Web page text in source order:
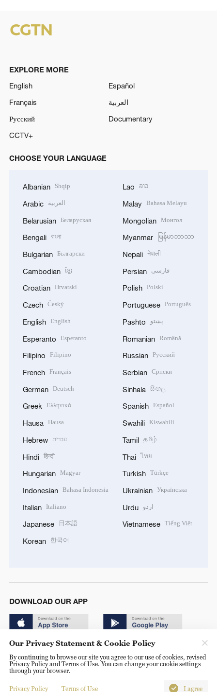
EXPLORE MORE
English
Español
Français
العربية
Русский
Documentary
CCTV+
CHOOSE YOUR LANGUAGE
Albanian Shqip
Arabic العربية
Belarusian Беларуская
Bengali বাংলা
Bulgarian Български
Cambodian ខ្មែរ
Croatian Hrvatski
Czech Český
English English
Esperanto Esperanto
Filipino Filipino
French Français
German Deutsch
Greek Ελληνικά
Hausa Hausa
Hebrew עברית
Hindi हिन्दी
Hungarian Magyar
Indonesian Bahasa Indonesia
Italian Italiano
Japanese 日本語
Korean 한국어
Lao ລາວ
Malay Bahasa Melayu
Mongolian Монгол
Myanmar မြန်မာဘာသာ
Nepali नेपाली
Persian فارسی
Polish Polski
Portuguese Português
Pashto پښتو
Romanian Română
Russian Русский
Serbian Српски
Sinhala සිංහල
Spanish Español
Swahili Kiswahili
Tamil தமிழ்
Thai ไทย
Turkish Türkçe
Ukrainian Українська
Urdu اردو
Vietnamese Tiếng Việt
DOWNLOAD OUR APP
© China Radio International.CRI. All Rights Reserved. 16A
Shijingshan Road, Beijing, China. 100040
Our Privacy Statement & Cookie Policy
By continuing to browse our site you agree to our use of cookies, revised
Privacy Policy and Terms of Use. You can change your cookie settings
through your browser.
Privacy Policy Terms of Use I agree